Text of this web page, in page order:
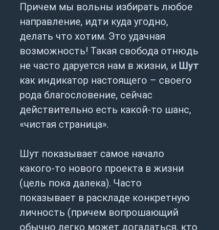
Причем мы вольны избирать любое
направление, идти куда угодно,
делать что хотим. Это удачная
возможность! Такая свобода отнюдь
не часто даруется нам в жизни, и Шут
как индикатор настоящего – своего
рода благословение, сейчас
действительно есть какой-то шанс,
«чистая страница».
Шут показывает самое начало
какого-то нового проекта в жизни
(цель пока далека). Часто
показывает в раскладе конкретную
личность (причем вопрошающий
обычно легко может догадаться, кто